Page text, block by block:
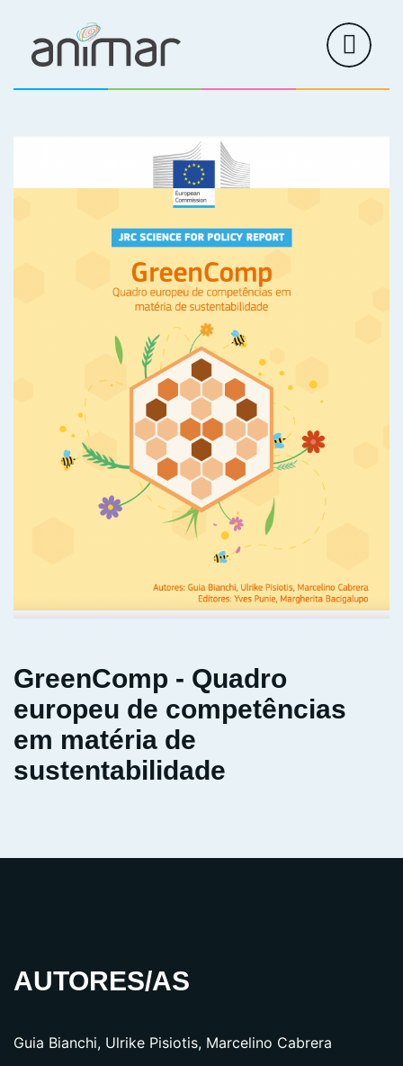
GreenComp - Quadro
europeu de competências
em matéria de
sustentabilidade
AUTORES/AS
Guia Bianchi, Ulrike Pisiotis, Marcelino Cabrera